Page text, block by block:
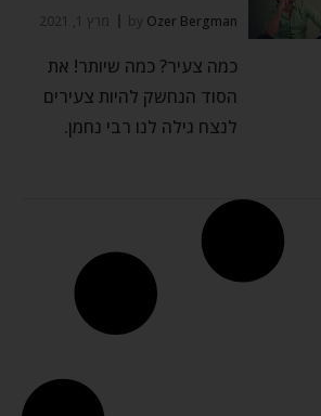
by Ozer Bergman מרץ 1, 2021
כמה צעיר? כמה שיותר! את
הסוד הנחשק להיות צעירים
לנצח גילה לנו רבי נחמן.